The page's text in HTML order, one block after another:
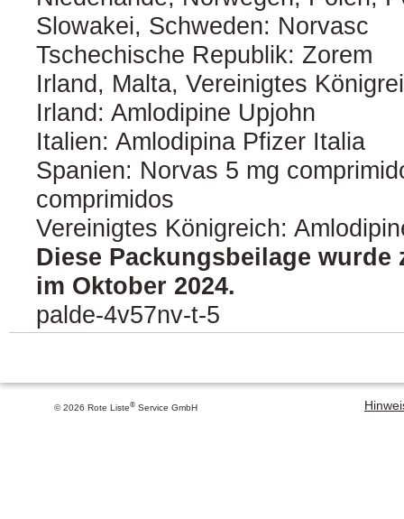
Slowakei, Schweden: Norvasc
Tschechische Republik: Zorem
Irland, Malta, Vereinigtes
Irland: Amlodipine Upjohn
Italien: Amlodipina Pfizer Italia
Spanien: Norvas 5 mg
comprimidos
Vereinigtes Königreich:
Diese Packungsbeilage
im Oktober 2024.
palde-4v57nv-t-5
© 2026 Rote Liste® Service GmbH